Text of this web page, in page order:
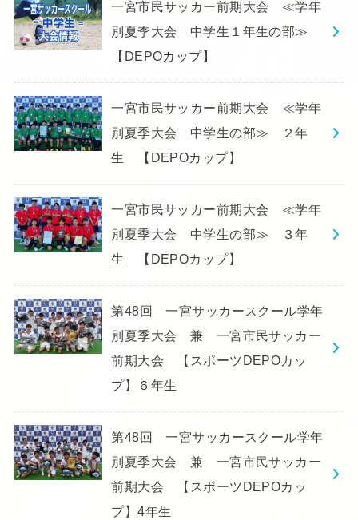
一宮市民サッカー前期大会 ≪学年
別夏季大会 中学生１年生の部≫
【DEPOカップ】
一宮市民サッカー前期大会 ≪学年
別夏季大会 中学生の部≫ ２年
生 【DEPOカップ】
一宮市民サッカー前期大会 ≪学年
別夏季大会 中学生の部≫ ３年
生 【DEPOカップ】
第48回 一宮サッカースクール学年
別夏季大会 兼 一宮市民サッカー
前期大会 【スポーツDEPOカッ
プ】６年生
第48回 一宮サッカースクール学年
別夏季大会 兼 一宮市民サッカー
前期大会 【スポーツDEPOカッ
プ】4年生